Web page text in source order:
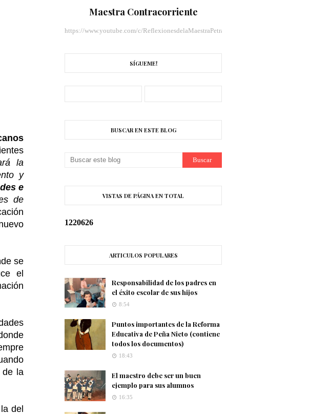
la
y
e
de
se
el
de la
del
Maestra Contracorriente
https://www.youtube.com/c/ReflexionesdelaMaestraPetraLlamas/videos
SÍGUEME!
BUSCAR EN ESTE BLOG
VISTAS DE PÁGINA EN TOTAL
1220626
ARTICULOS POPULARES
Responsabilidad de los padres en
el éxito escolar de sus hijos
8:54
Puntos importantes de la Reforma
Educativa de Peña Nieto (contiene
todos los documentos)
18:43
El maestro debe ser un buen
ejemplo para sus alumnos
16:35